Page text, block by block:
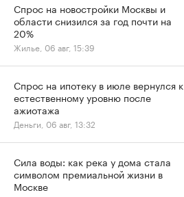
Спрос на новостройки Москвы и
области снизился за год почти на
20%
Жилье, 06 авг, 15:39
Спрос на ипотеку в июле вернулся к
естественному уровню после
ажиотажа
Деньги, 06 авг, 13:32
Сила воды: как река у дома стала
символом премиальной жизни в
Москве